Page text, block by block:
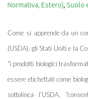
Normativa, Estero), Suolo
Come si apprende da un
(USDA), gli Stati Uniti e la
“i prodotti biologici
essere etichettati come
sottolinea l’USDA,